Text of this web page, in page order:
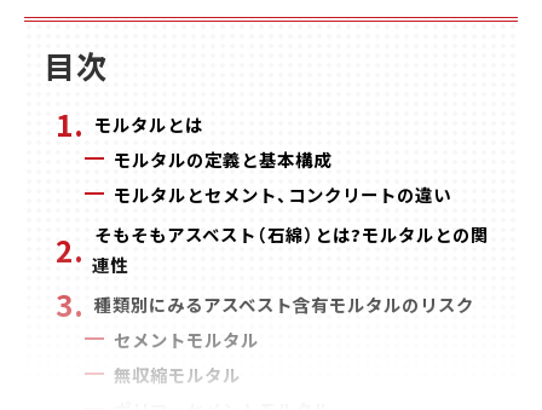
目次
モルタルとは
モルタルの定義と基本構成
モルタルとセメント、コンクリートの違い
そもそもアスベスト（石綿）とは?モルタルとの関
連性
種類別にみるアスベスト含有モルタルのリスク
セメントモルタル
無収縮モルタル